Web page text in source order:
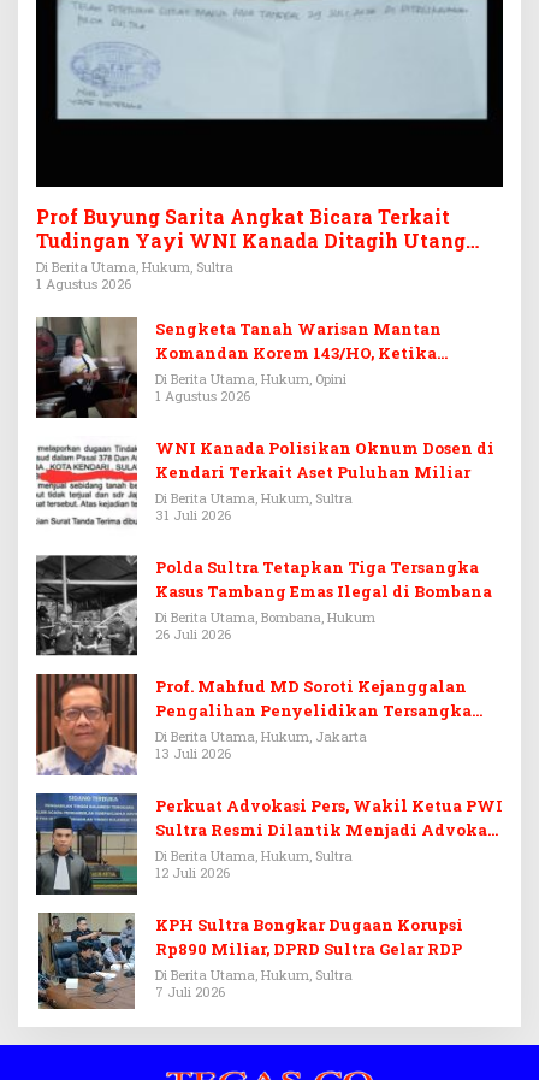
Prof Buyung Sarita Angkat Bicara Terkait
Tudingan Yayi WNI Kanada Ditagih Utang
Rp3,6 Miliar
Di Berita Utama, Hukum, Sultra
1 Agustus 2026
Sengketa Tanah Warisan Mantan
Komandan Korem 143/HO, Ketika
Warisan Menjadi Arena Pemerasan
Di Berita Utama, Hukum, Opini
1 Agustus 2026
WNI Kanada Polisikan Oknum Dosen di
Kendari Terkait Aset Puluhan Miliar
Di Berita Utama, Hukum, Sultra
31 Juli 2026
Polda Sultra Tetapkan Tiga Tersangka
Kasus Tambang Emas Ilegal di Bombana
Di Berita Utama, Bombana, Hukum
26 Juli 2026
Prof. Mahfud MD Soroti Kejanggalan
Pengalihan Penyelidikan Tersangka
Febrie Adriansyah
Di Berita Utama, Hukum, Jakarta
13 Juli 2026
Perkuat Advokasi Pers, Wakil Ketua PWI
Sultra Resmi Dilantik Menjadi Advokat
PERADI
Di Berita Utama, Hukum, Sultra
12 Juli 2026
KPH Sultra Bongkar Dugaan Korupsi
Rp890 Miliar, DPRD Sultra Gelar RDP
Di Berita Utama, Hukum, Sultra
7 Juli 2026